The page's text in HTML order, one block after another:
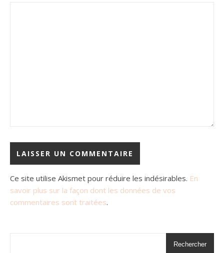
Ce site utilise Akismet pour réduire les indésirables. En
savoir plus sur la façon dont les données de vos
commentaires sont traitées.
Rechercher